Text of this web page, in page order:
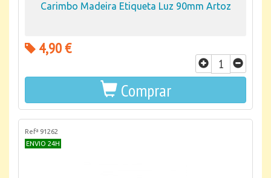
Carimbo Madeira Etiqueta Luz 90mm Artoz
4,90 €
Comprar
Refª 91262
ENVIO 24H